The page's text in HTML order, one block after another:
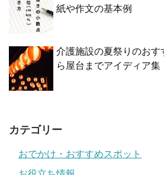
紙や作文の基本例
介護施設の夏祭りのお
ら屋台までアイディア集
カテゴリー
おでかけ・おすすめスポット